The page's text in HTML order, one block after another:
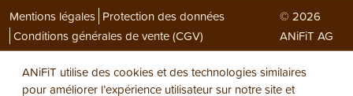
Mentions légales Protection des données
Conditions générales de vente (CGV)
© 2026
ANiFiT AG
ANiFiT utilise des cookies et des technologies similaires
pour améliorer l’expérience utilisateur sur notre site et